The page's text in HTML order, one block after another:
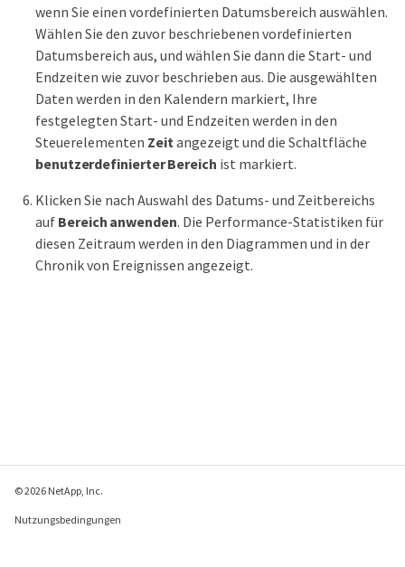
wenn Sie einen vordefinierten Datumsbereich auswählen.
Wählen Sie den zuvor beschriebenen vordefinierten
Datumsbereich aus, und wählen Sie dann die Start- und
Endzeiten wie zuvor beschrieben aus. Die ausgewählten
Daten werden in den Kalendern markiert, Ihre
festgelegten Start- und Endzeiten werden in den
Steuerelementen Zeit angezeigt und die Schaltfläche
benutzerdefinierter Bereich ist markiert.
Klicken Sie nach Auswahl des Datums- und Zeitbereichs
auf Bereich anwenden. Die Performance-Statistiken für
diesen Zeitraum werden in den Diagrammen und in der
Chronik von Ereignissen angezeigt.
© 2026 NetApp, Inc.
Nutzungsbedingungen